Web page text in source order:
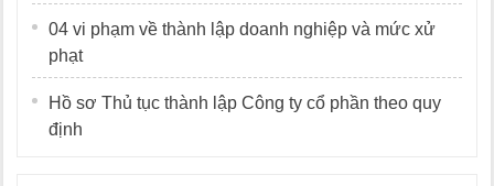
04 vi phạm về thành lập doanh nghiệp và mức xử
phạt
Hồ sơ Thủ tục thành lập Công ty cổ phần theo quy
định